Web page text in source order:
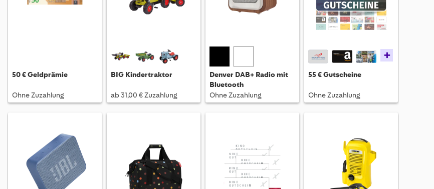
50 € Geldprämie
Ohne Zuzahlung
BIG Kindertraktor
ab 31,00 € Zuzahlung
Denver DAB+ Radio mit
Bluetooth
Ohne Zuzahlung
+
55 € Gutscheine
Ohne Zuzahlung